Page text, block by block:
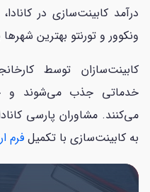
ونکوور و تورنتو بهترین
کابینت‌سازان توسط
خدماتی جذب می‌شوند و
می‌کنند. مشاوران پارسی
به کابینت‌سازی با تکمیل فرم